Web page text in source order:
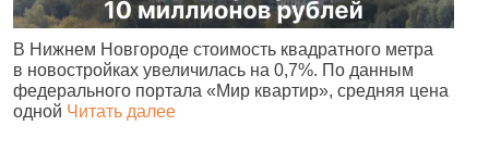
В Нижнем Новгороде стоимость квадратного метра
в новостройках увеличилась на 0,7%. По данным
федерального портала «Мир квартир», средняя цена
одной Читать далее